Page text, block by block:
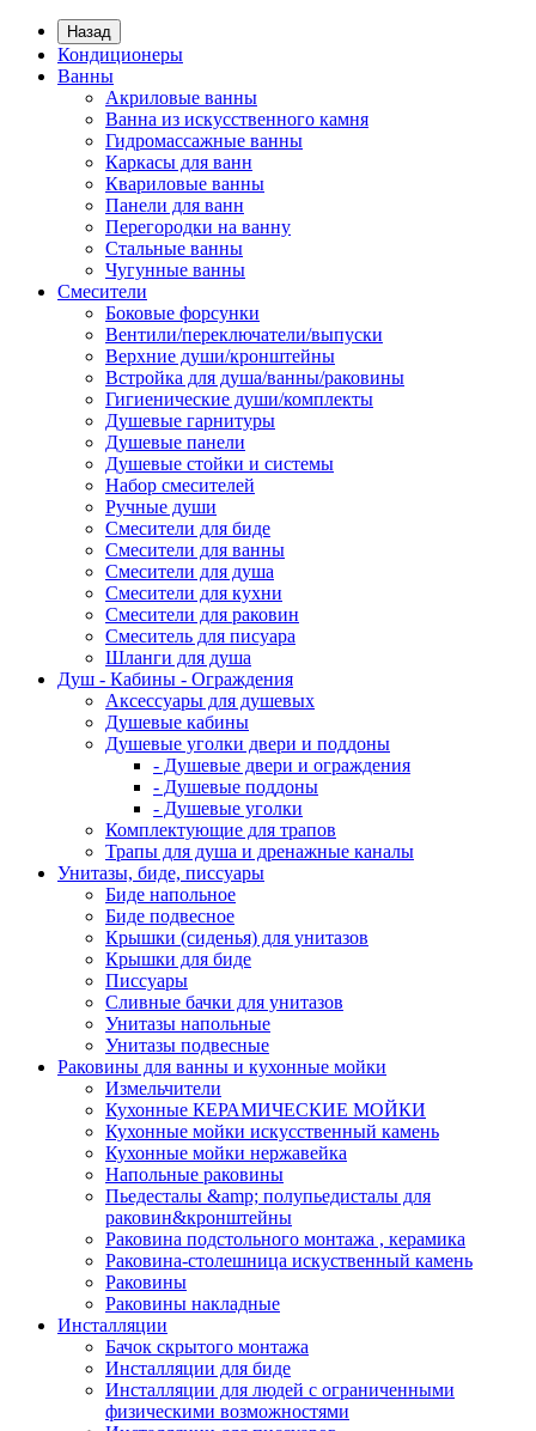
Назад
Кондиционеры
Ванны
Акриловые ванны
Ванна из искусственного камня
Гидромассажные ванны
Каркасы для ванн
Квариловые ванны
Панели для ванн
Перегородки на ванну
Стальные ванны
Чугунные ванны
Смесители
Боковые форсунки
Вентили/переключатели/выпуски
Верхние души/кронштейны
Встройка для душа/ванны/раковины
Гигиенические души/комплекты
Душевые гарнитуры
Душевые панели
Душевые стойки и системы
Набор смесителей
Ручные души
Смесители для биде
Смесители для ванны
Смесители для душа
Смесители для кухни
Смесители для раковин
Смеситель для писуара
Шланги для душа
Душ - Кабины - Ограждения
Аксессуары для душевых
Душевые кабины
Душевые уголки двери и поддоны
- Душевые двери и ограждения
- Душевые поддоны
- Душевые уголки
Комплектующие для трапов
Трапы для душа и дренажные каналы
Унитазы, биде, писсуары
Биде напольное
Биде подвесное
Крышки (сиденья) для унитазов
Крышки для биде
Писсуары
Сливные бачки для унитазов
Унитазы напольные
Унитазы подвесные
Раковины для ванны и кухонные мойки
Измельчители
Кухонные КЕРАМИЧЕСКИЕ МОЙКИ
Кухонные мойки искусственный камень
Кухонные мойки нержавейка
Напольные раковины
Пьедесталы &amp; полупьедисталы для
раковин&кронштейны
Раковина подстольного монтажа , керамика
Раковина-столешница искуственный камень
Раковины
Раковины накладные
Инсталляции
Бачок скрытого монтажа
Инсталляции для биде
Инсталляции для людей с ограниченными
физическими возможностями